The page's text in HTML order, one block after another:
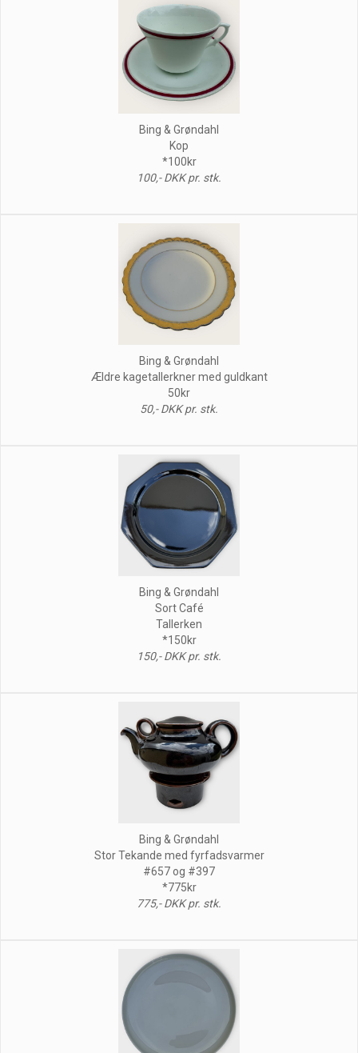
Bing & Grøndahl
Kop
*100kr
100,- DKK pr. stk.
Bing & Grøndahl
Ældre kagetallerkner med guldkant
50kr
50,- DKK pr. stk.
Bing & Grøndahl
Sort Café
Tallerken
*150kr
150,- DKK pr. stk.
Bing & Grøndahl
Stor Tekande med fyrfadsvarmer
#657 og #397
*775kr
775,- DKK pr. stk.